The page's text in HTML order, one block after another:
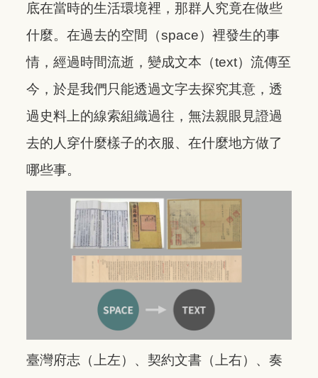
底在當時的生活環境裡，那群人究竟在做些
什麼。在過去的空間（space）裡發生的事
情，經過時間流逝，變成文本（text）流傳至
今，於是我們只能透過文字去探究其意，透
過史料上的線索組織過往，無法親眼見證過
去的人穿什麼樣子的衣服、在什麼地方做了
哪些事。
臺灣府志（上左）、契約文書（上右）、奏